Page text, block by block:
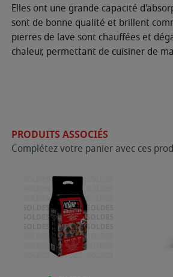
Elles ont une grande capacité
sont de bonne qualité et brillent
pierres de lave sont chauffées et
chaleur, permettant de cuisiner de
PRODUITS ASSOCIÉS
Complétez votre panier avec ces